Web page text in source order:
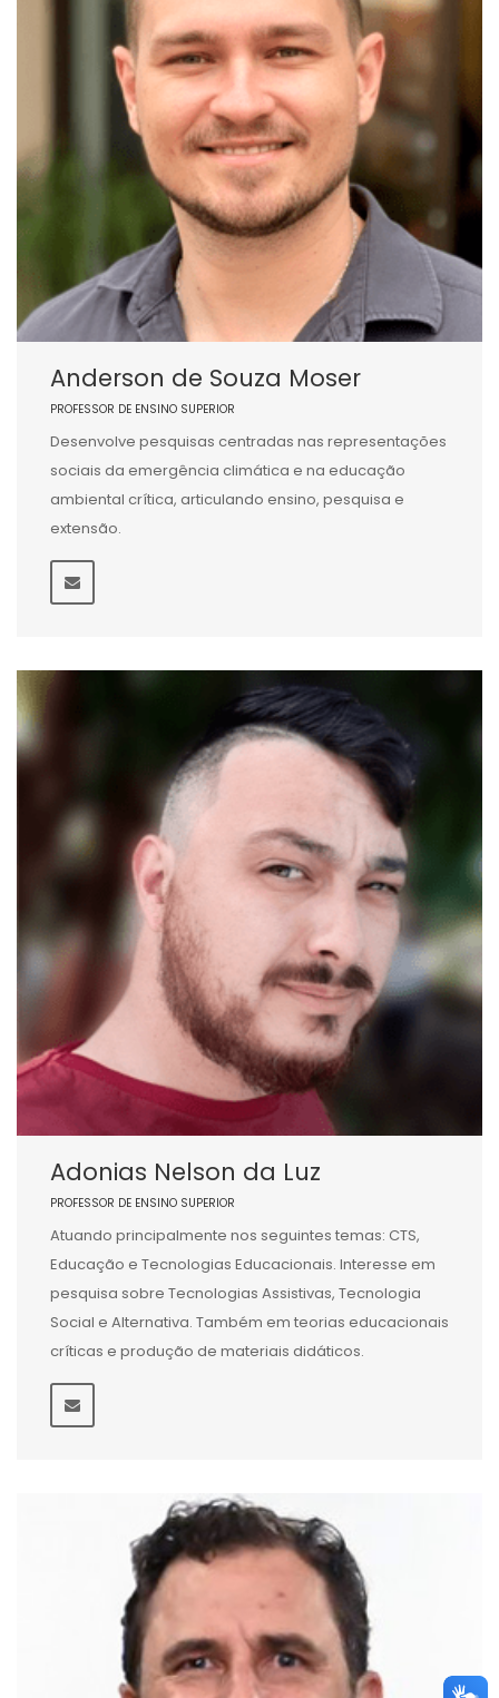
Anderson de Souza Moser
PROFESSOR DE ENSINO SUPERIOR
Desenvolve pesquisas centradas nas representações
sociais da emergência climática e na educação
ambiental crítica, articulando ensino, pesquisa e
extensão.
Adonias Nelson da Luz
PROFESSOR DE ENSINO SUPERIOR
Atuando principalmente nos seguintes temas: CTS,
Educação e Tecnologias Educacionais. Interesse em
pesquisa sobre Tecnologias Assistivas, Tecnologia
Social e Alternativa. Também em teorias educacionais
críticas e produção de materiais didáticos.